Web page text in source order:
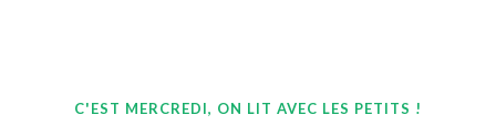
C'EST MERCREDI, ON LIT AVEC LES PETITS !